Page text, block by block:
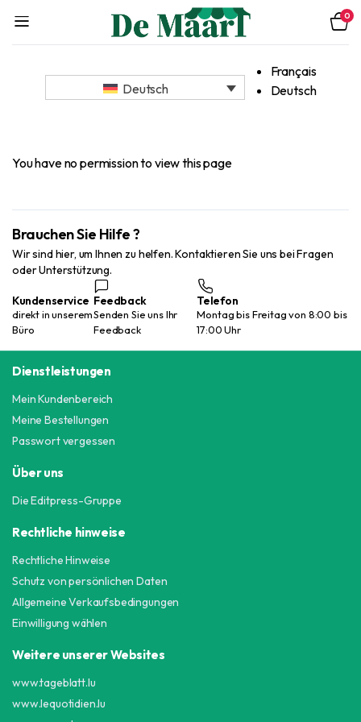
0
Deutsch
Français
Deutsch
You have no permission to view this page
Brauchen Sie Hilfe ?
Wir sind hier, um Ihnen zu helfen. Kontaktieren Sie uns bei Fragen
oder Unterstützung.
Kundenservice
direkt in unserem
Büro
Feedback
Senden Sie uns Ihr
Feedback
Telefon
Montag bis Freitag von 8:00 bis
17:00 Uhr
Dienstleistungen
Mein Kundenbereich
Meine Bestellungen
Passwort vergessen
Über uns
Die Editpress-Gruppe
Rechtliche hinweise
Rechtliche Hinweise
Schutz von persönlichen Daten
Allgemeine Verkaufsbedingungen
Einwilligung wählen
Weitere unserer Websites
www.tageblatt.lu
www.lequotidien.lu